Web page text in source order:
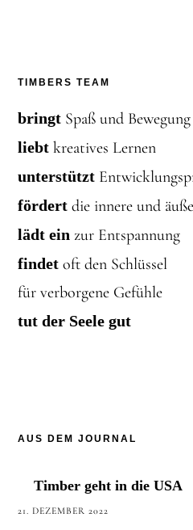
TIMBERS TEAM
bringt Spaß und Bewegung
liebt kreatives Lernen
unterstützt
fördert die innere und
lädt ein zur Entspannung
findet oft den Schlüssel
für verborgene Gefühle
tut der Seele gut
AUS DEM JOURNAL
Timber geht in die USA
21. DEZEMBER 2022